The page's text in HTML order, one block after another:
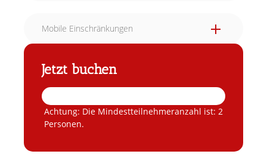
Mobile Einschränkungen
Jetzt buchen
Achtung: Die Mindestteilnehmeranzahl ist: 2
Personen.